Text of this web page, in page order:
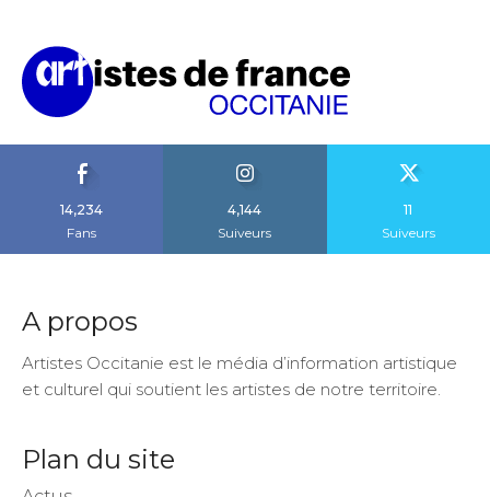
14,234
Fans
4,144
Suiveurs
11
Suiveurs
A propos
Artistes Occitanie est le média d’information artistique
et culturel qui soutient les artistes de notre territoire.
Plan du site